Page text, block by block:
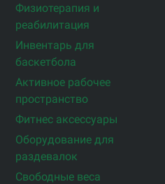
Физиотерапия и
реабилитация
Инвентарь для
баскетбола
Активное рабочее
пространство
Фитнес аксессуары
Оборудование для
раздевалок
Свободные веса